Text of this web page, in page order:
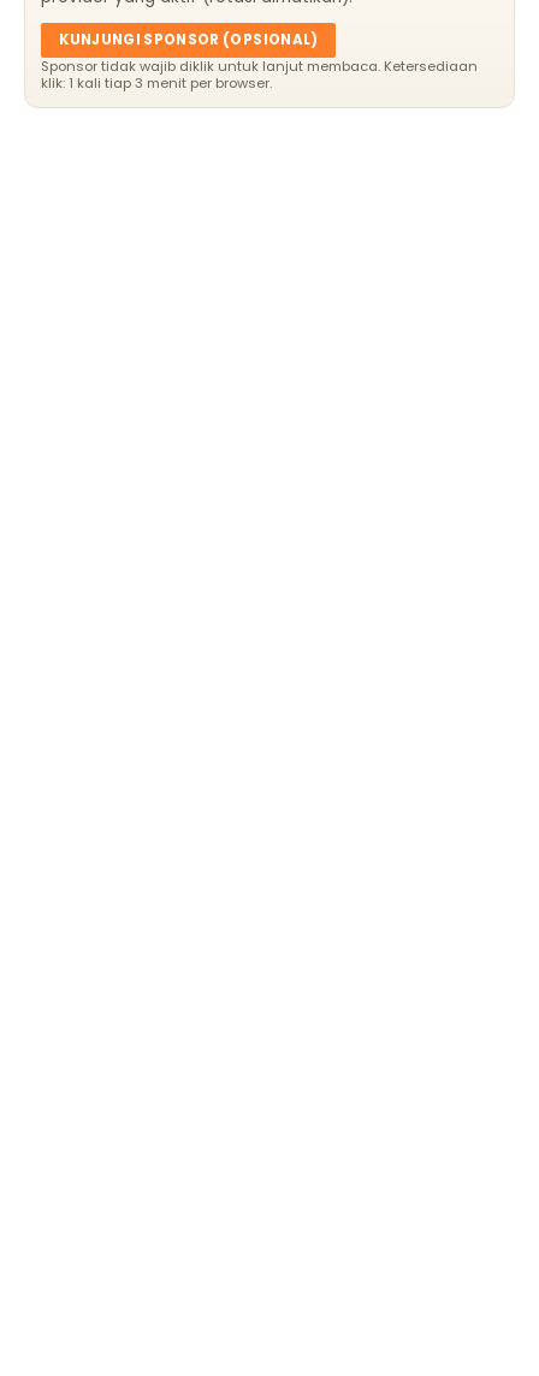
KUNJUNGI SPONSOR (OPSIONAL)
Sponsor tidak wajib diklik untuk lanjut membaca. Ketersediaan
klik: 1 kali tiap 3 menit per browser.